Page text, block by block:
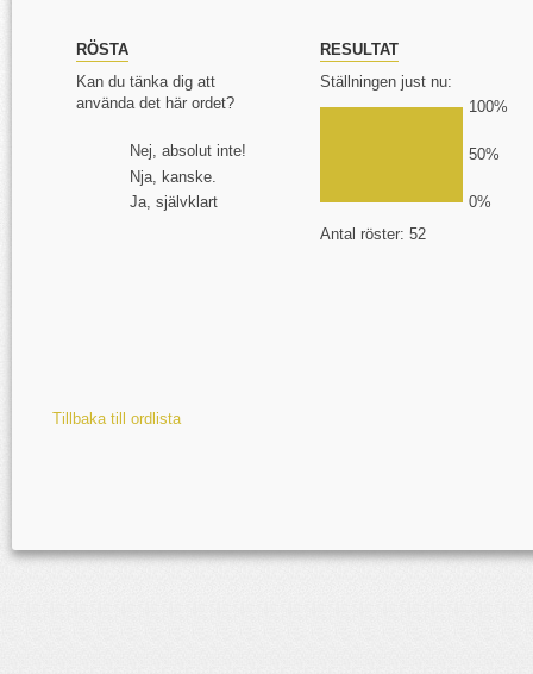
RÖSTA
Kan du tänka dig att
använda det här ordet?
Nej, absolut inte!
Nja, kanske.
Ja, självklart
RESULTAT
Ställningen just nu:
100%
50%
0%
Antal röster: 52
Tillbaka till ordlista